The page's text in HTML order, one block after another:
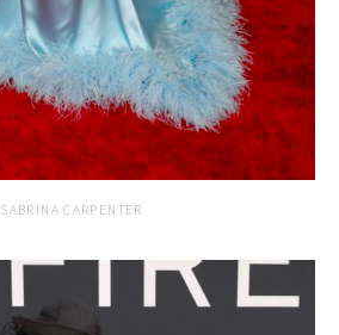
SABRINA CARPENTER